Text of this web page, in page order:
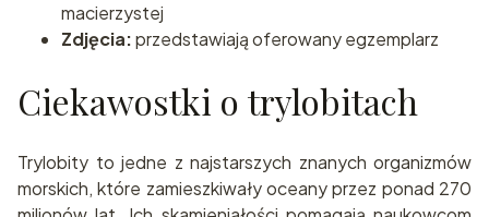
macierzystej
Zdjęcia:przedstawiają oferowany egzemplarz
Ciekawostki o trylobitach
Trylobity to jedne z najstarszych znanych organizmów
morskich, które zamieszkiwały oceany przez ponad 270